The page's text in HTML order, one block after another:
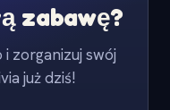
zabawę?
zorganizuj swój
już dziś!